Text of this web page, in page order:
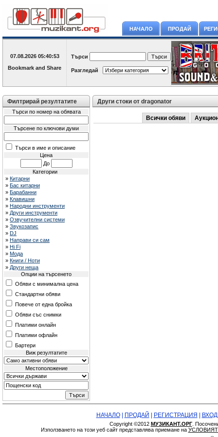
НАЧАЛО ПРОДАЙ
07.08.2026 05:40:53 Търси
Разгледай
Филтрирай резултатите
Търси по номер на обявата
Търсене по ключови думи
Търси в име и описание
Цена
До
Категории
» Китарни
» Бас китарни
» Барабанни
» Клавишни
» Народни инструменти
» Други инструменти
» Озвучителни системи
» Звукозапис
» DJ
» Направи си сам
» Hi Fi
» Мода
» Книги / Ноти
» Други неща
Опции на търсенето
Обяви с минимална цена
Стандартни обяви
Повече от една бройка
Обяви със снимки
Платими онлайн
Платими офлайн
Бартери
Виж резултатите
Местоположение
Други стоки от dragonator
Всички обяви
НАЧАЛО| ПРОДАЙ РЕГИСТРАЦИЯ ВХОД
Copyright ©2012 МУЗИКАНТ.ОРГ.
Използването на този уеб сайт представлява приемане на